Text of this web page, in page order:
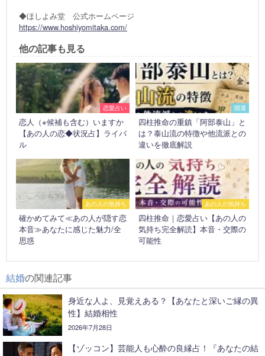
◆ほしよみ堂 公式ホームページ
https://www.hoshiyomitaka.com/
他の記事も見る
恋愛占い
恋人（※候補も含む）いますか
【あの人の恋◆状況占】ライバ
ル
開運
四柱推命の重鎮「阿部泰山」と
は？泰山流の特徴や他流派との
違いを徹底解説
あの人の気持ち
確かめてみて≪あの人が隠す恋
本音≫あなたに感じた魅力/全
思惑
あの人の気持ち
四柱推命｜恋愛占い【あの人の
気持ち完全解読】本音・交際の
可能性
結婚の関連記事
身近な人よ、見覚えある？【あなたと深いご縁の異
性】結婚相性
2026年7月28日
【ゾッコン】芸能人も心酔の良縁占！『あなたの結